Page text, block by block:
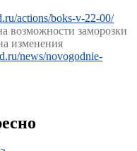
actions/boks-v-22-00/
возможности заморозки
изменения
news/novogodnie-